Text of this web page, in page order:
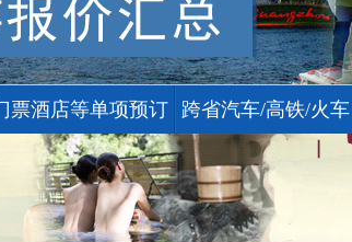
票酒店等单项预订 跨省汽车/高铁/火车